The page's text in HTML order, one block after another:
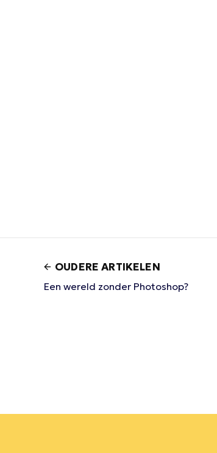
OUDERE ARTIKELEN
Een wereld zonder Photoshop?